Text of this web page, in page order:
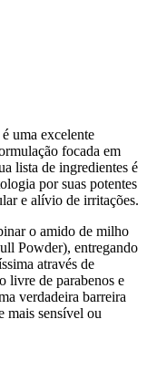
uma excelente
focada em
lista de ingredientes é
por suas potentes
e alívio de irritações.
o amido de milho
Powder), entregando
através de
livre de parabenos e
verdadeira barreira
mais sensível ou